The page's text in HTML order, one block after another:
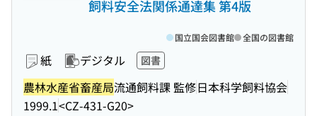
飼料安全法関係通達集 第4版
紙 デジタル 図書
農林水産省畜産局流通飼料課 監修日本科学飼料協会
1999.1<CZ-431-G20>
国立国会図書館 全国の図書館